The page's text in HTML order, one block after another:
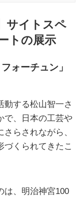
サイトスペ
トの展示
ォーチュン」
動する松山智一さ
で、日本の工芸や
らされながら、
づくられてきたこ
は、明治神宮100